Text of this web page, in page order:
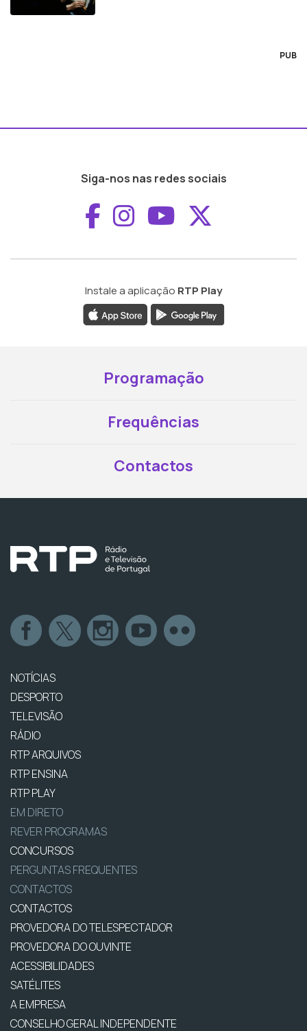
PUB
Siga-nos nas redes sociais
Aceder ao
Aceder ao
Aceder ao
Instale a aplicação RTP Play
Programação
Frequências
Contactos
NOTÍCIAS
DESPORTO
TELEVISÃO
RÁDIO
RTP ARQUIVOS
RTP ENSINA
RTP PLAY
EM DIRETO
REVER PROGRAMAS
CONCURSOS
PERGUNTAS FREQUENTES
CONTACTOS
CONTACTOS
PROVEDORA DO TELESPECTADOR
PROVEDORA DO OUVINTE
ACESSIBILIDADES
SATÉLITES
A EMPRESA
CONSELHO GERAL INDEPENDENTE